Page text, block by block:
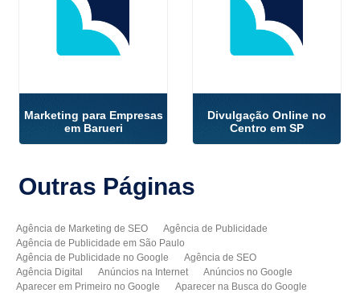
Marketing para Empresas
em Barueri
Divulgação Online no
Centro em SP
Outras Páginas
Agência de Marketing de SEO
Agência de Publicidade
Agência de Publicidade em São Paulo
Agência de Publicidade no Google
Agência de SEO
Agência Digital
Anúncios na Internet
Anúncios no Google
Aparecer em Primeiro no Google
Aparecer na Busca do Google